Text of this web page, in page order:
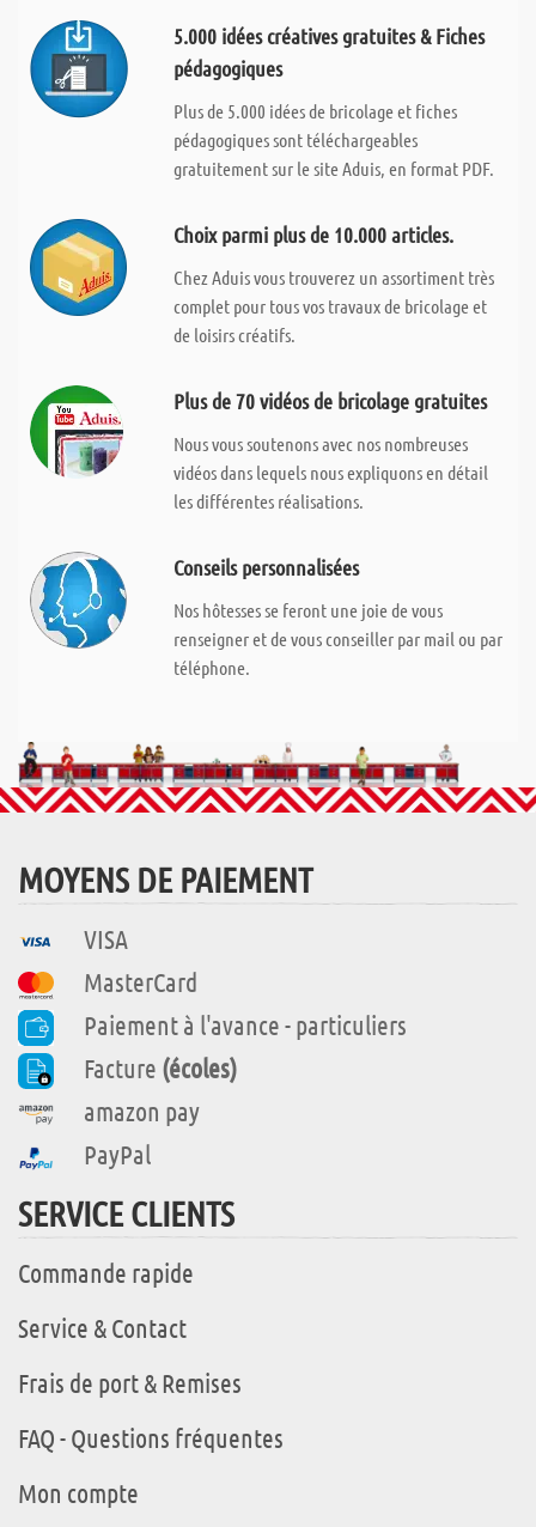
5.000 idées créatives gratuites & Fiches
pédagogiques
Plus de 5.000 idées de bricolage et fiches
pédagogiques sont téléchargeables
gratuitement sur le site Aduis, en format PDF.
Choix parmi plus de 10.000 articles.
Chez Aduis vous trouverez un assortiment très
complet pour tous vos travaux de bricolage et
de loisirs créatifs.
Plus de 70 vidéos de bricolage gratuites
Nous vous soutenons avec nos nombreuses
vidéos dans lequels nous expliquons en détail
les différentes réalisations.
Conseils personnalisées
Nos hôtesses se feront une joie de vous
renseigner et de vous conseiller par mail ou par
téléphone.
MOYENS DE PAIEMENT
VISA
MasterCard
Paiement à l'avance - particuliers
Facture (écoles)
amazon pay
PayPal
SERVICE CLIENTS
Commande rapide
Service & Contact
Frais de port & Remises
FAQ - Questions fréquentes
Mon compte